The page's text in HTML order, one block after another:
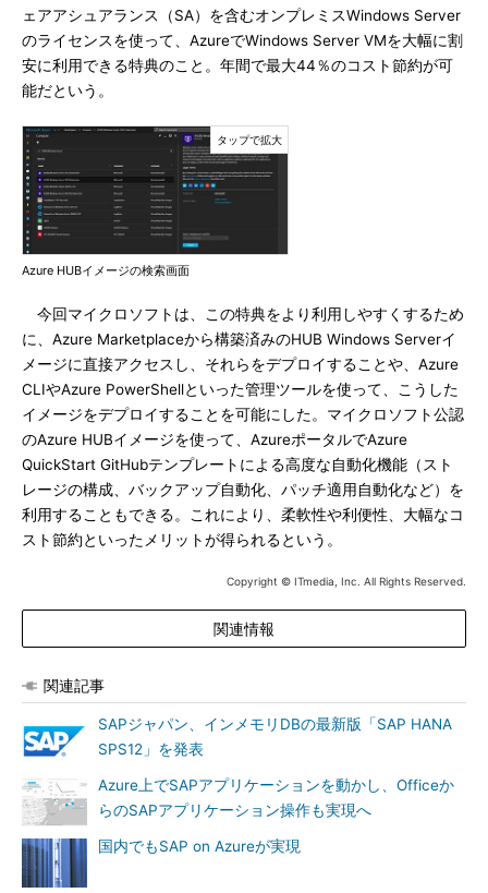
ェアアシュアランス（SA）を含むオンプレミスWindows Server
のライセンスを使って、AzureでWindows Server VMを大幅に割
安に利用できる特典のこと。年間で最大44％のコスト節約が可
能だという。
Azure HUBイメージの検索画面
今回マイクロソフトは、この特典をより利用しやすくするため
に、Azure Marketplaceから構築済みのHUB Windows Serverイ
メージに直接アクセスし、それらをデプロイすることや、Azure
CLIやAzure PowerShellといった管理ツールを使って、こうした
イメージをデプロイすることを可能にした。マイクロソフト公認
のAzure HUBイメージを使って、AzureポータルでAzure
QuickStart GitHubテンプレートによる高度な自動化機能（スト
レージの構成、バックアップ自動化、パッチ適用自動化など）を
利用することもできる。これにより、柔軟性や利便性、大幅なコ
スト節約といったメリットが得られるという。
Copyright © ITmedia, Inc. All Rights Reserved.
関連情報
関連記事
SAPジャパン、インメモリDBの最新版「SAP HANA
SPS12」を発表
Azure上でSAPアプリケーションを動かし、Officeか
らのSAPアプリケーション操作も実現へ
国内でもSAP on Azureが実現